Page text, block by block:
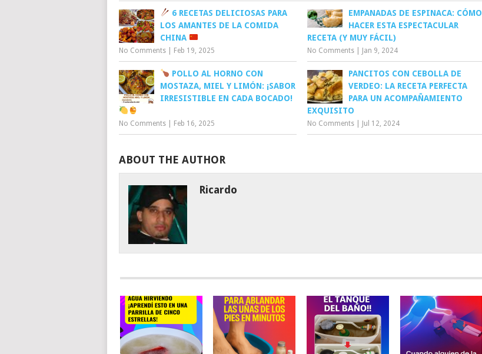
6 RECETAS DELICIOSAS PARA
LOS AMANTES DE LA COMIDA
CHINA
No Comments Feb 19, 2025
EMPANADAS DE ESPINACA: CÓMO
HACER ESTA ESPECTACULAR
RECETA (Y MUY FÁCIL)
No Comments Jan 9, 2024
POLLO AL HORNO CON
MOSTAZA, MIEL Y LIMÓN: ¡SABOR
IRRESISTIBLE EN CADA BOCADO!
No Comments Feb 16, 2025
PANCITOS CON CEBOLLA DE
VERDEO: LA RECETA PERFECTA
PARA UN ACOMPAÑAMIENTO
EXQUISITO
No Comments Jul 12, 2024
ABOUT THE AUTHOR
Ricardo